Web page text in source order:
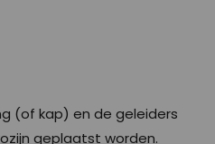
(of kap) en de geleiders
geplaatst worden.